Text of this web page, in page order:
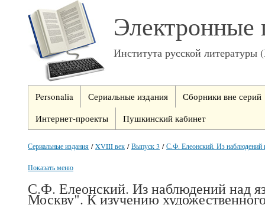
Электронные
Института русской
Personalia Сериальные издания
Сборники вне серий
Интернет-проекты
Пушкинский кабинет
Сериальные издания /XVIII век /Выпуск 3 /С.Ф. Елеонский. Из наблюдений
Показать меню
С.Ф. Елеонский. Из наблюдений над
Москву". К изучению